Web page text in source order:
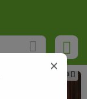
Реклама